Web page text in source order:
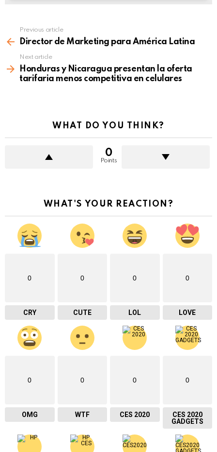
more
Previous article
Director de Marketing para América Latina
Next article
Honduras y Nicaragua presentan la oferta
tarifaria menos competitiva en celulares
WHAT DO YOU THINK?
0
Points
WHAT'S YOUR REACTION?
0
CRY
0
CUTE
0
LOL
0
LOVE
0
OMG
0
WTF
0
CES 2020
0
CES 2020
GADGETS